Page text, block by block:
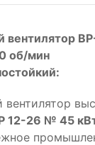
вентилятор
об/мин
вентилятор
12-26 № 45